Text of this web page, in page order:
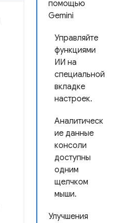
помощью
Gemini
Управляйте
функциями
ИИ на
специальной
вкладке
настроек.
Аналитическ
ие данные
консоли
доступны
одним
щелчком
мыши.
Улучшения